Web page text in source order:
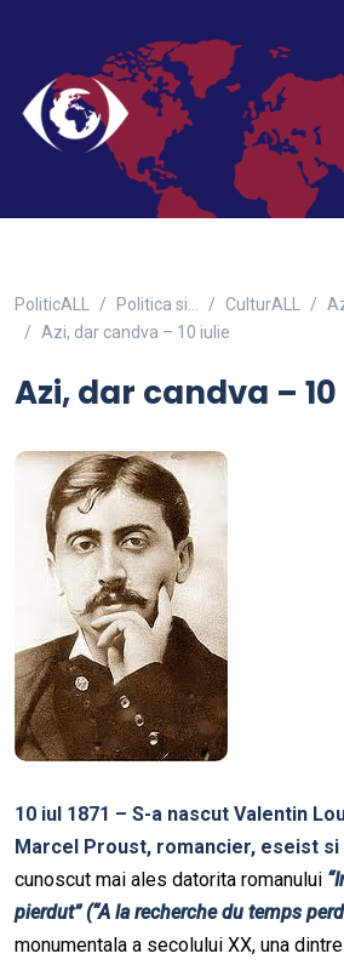
PoliticALL Politica si… CulturALL
Azi, dar candva – 10 iulie
Azi, dar candva –
10 iul 1871 – S-a nascut Valentin
Marcel Proust, romancier, eseist
cunoscut mai ales datorita romanului
pierdut” (“A la recherche du temps
monumentala a secolului XX, una